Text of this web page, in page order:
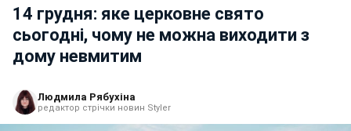
14 грудня: яке церковне свято
сьогодні, чому не можна виходити з
дому невмитим
Людмила Рябухіна
редактор стрічки новин Styler